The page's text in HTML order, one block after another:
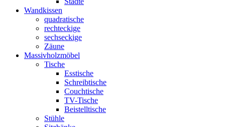
Wandkissen
quadratische
rechteckige
sechseckige
Zäune
Massivholzmöbel
Tische
Esstische
Schreibtische
Couchtische
TV-Tische
Beistelltische
Stühle